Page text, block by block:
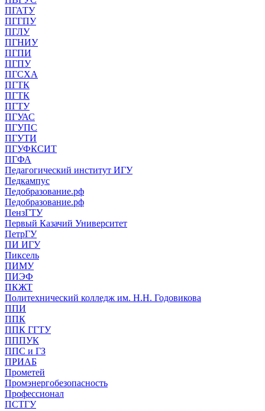
ПГАТУ
ПГГПУ
ПГЛУ
ПГНИУ
ПГПИ
ПГПУ
ПГСХА
ПГТК
ПГТК
ПГТУ
ПГУАС
ПГУПС
ПГУТИ
ПГУФКСИТ
ПГФА
Педагогический институт ИГУ
Педкампус
Педобразование.рф
Педобразование.рф
ПензГТУ
Первый Казачий Университет
ПетрГУ
ПИ ИГУ
Пиксель
ПИМУ
ПИЭФ
ПКЖТ
Политехнический колледж им. Н.Н. Годовикова
ППИ
ППК
ППК ГГТУ
ПППУК
ППС и ГЗ
ПРИАБ
Прометей
Промэнергобезопасность
Профессионал
ПСТГУ